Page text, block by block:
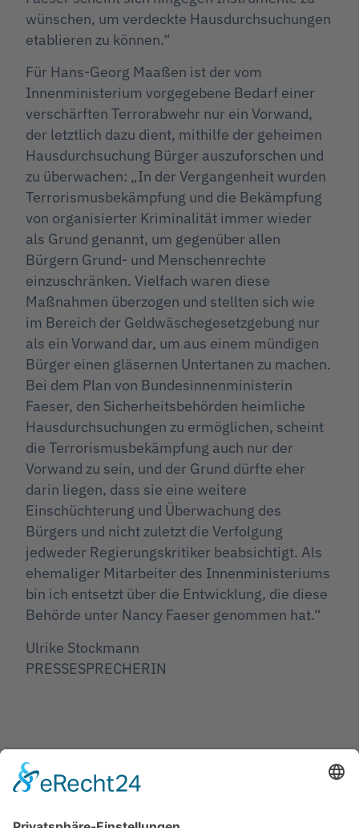
wünschen, um verdeckte Hausdurchsuchungen
etablieren zu können.“
Für Hans-Georg Maaßen ist der vom
Innenministerium vorgegebene Bedarf einer
verschärften Terrorabwehr nur ein Vorwand,
der letztlich dazu dient, mithilfe der geheimen
Hausdurchsuchung Bürger auszuforschen und
zu überwachen: „In der Vergangenheit wurden
Terrorismusbekämpfung und die Bekämpfung
von organisierter Kriminalität immer wieder
als Grund genannt, um gegenüber allen
Bürgern Grund- und Menschenrechte
einzuschränken. Vielfach waren diese
Maßnahmen überzogen und stellten sich wie
im Bereich der Geldwäschegesetzgebung nur
als ein Vorwand dar, um aus einem mündigen
Bürger einen gläsernen Untertanen zu machen.
Bei dem Plan von Bundesinnenministerin
Faeser, den Sicherheitsbehörden heimliche
Hausdurchsuchungen zu ermöglichen, scheint
die Terrorismusbekämpfung auch nur der
Vorwand zu sein, und der Grund dürfte eher
darin liegen, dass sie eine weitere
Einschüchterung und Überwachung des
Bürgers und nicht zuletzt die Verfolgung
jedweder Regierungskritiker beabsichtigt. Als
ehemaliger Mitarbeiter des Innenministeriums
bin ich entsetzt über die Entwicklung, die diese
Behörde unter Nancy Faeser genommen hat.“
Ulrike Stockmann
PRESSESPRECHERIN
Jetzt teilen